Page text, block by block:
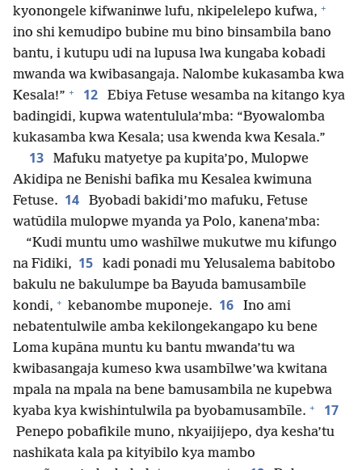
kyonongele kifwaninwe lufu, nkipelelepo kufwa, +
ino shi kemudipo bubine mu bino binsambila bano
bantu, i kutupu udi na lupusa lwa kungaba kobadi
mwanda wa kwibasangaja. Nalombe kukasamba kwa
Kesala!” + 12
Ebiya Fetuse wesamba na kitango kya
badingidi, kupwa watentulula’mba: “Byowalomba
kukasamba kwa Kesala; usa kwenda kwa Kesala.”
13
Mafuku matyetye pa kupita’po, Mulopwe
Akidipa ne Benishi bafika mu Kesalea kwimuna
Fetuse. 14
Byobadi bakidi’mo mafuku, Fetuse
watūdila mulopwe myanda ya Polo, kanena’mba:
“Kudi muntu umo washīlwe mukutwe mu kifungo
na Fidiki, 15
kadi ponadi mu Yelusalema babitobo
bakulu ne bakulumpe ba Bayuda bamusambīle
kondi, + kebanombe muponeje. 16
Ino ami
nebatentulwile amba kekilongekangapo ku bene
Loma kupāna muntu ku bantu mwanda’tu wa
kwibasangaja kumeso kwa usambīlwe’wa kwitana
mpala na mpala na bene bamusambila ne kupebwa
kyaba kya kwishintulwila pa byobamusambīle. + 17
Penepo pobafikile muno, nkyaijijepo, dya kesha’tu
nashikata kala pa kityibilo kya mambo